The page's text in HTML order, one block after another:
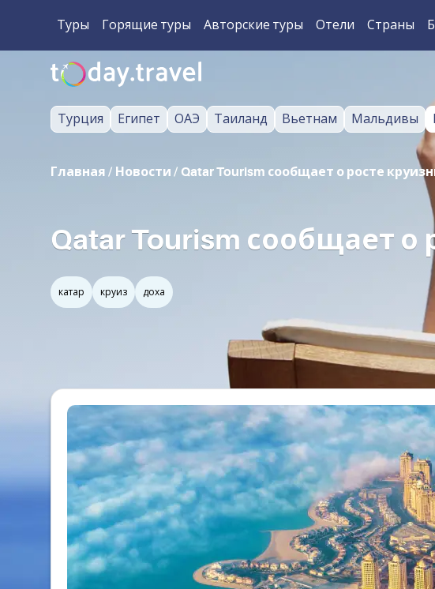
Туры Горящие туры Авторские туры Отели Страны
Турция Египет ОАЭ Таиланд Вьетнам Мальдивы
Главная / Новости / Qatar Tourism сообщает о росте
Qatar Tourism сообщает о
катар круиз доха